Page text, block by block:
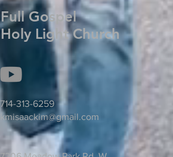
Full Gospel
Holy Light Church
714-313-6259
kmisaackim@gmail.com